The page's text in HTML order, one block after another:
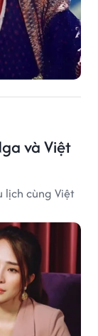
và Việt
lịch cùng Việt